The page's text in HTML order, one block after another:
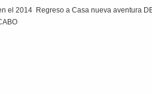
el 2014 Regreso a Casa nueva aventura